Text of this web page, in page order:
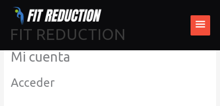
contenido
FIT REDUCTION
Mi cuenta
Acceder